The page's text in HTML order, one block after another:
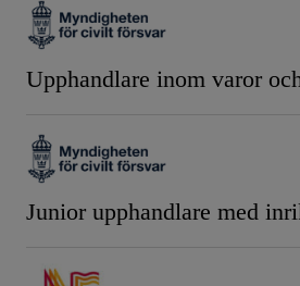
Upphandlare inom varor
Junior upphandlare med